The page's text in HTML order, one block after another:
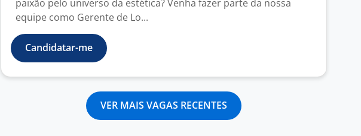
paixão pelo universo da estética? Venha fazer parte da nossa
equipe como Gerente de Lo...
Candidatar-me
VER MAIS VAGAS RECENTES